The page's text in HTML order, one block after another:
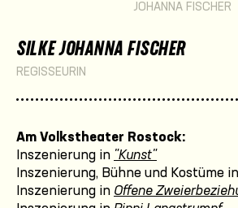
JOHANNA FISCHER
SILKE JOHANNA FISCHER
REGISSEURIN
Am Volkstheater Rostock:
Inszenierung in "Kunst"
Inszenierung, Bühne und Kostüme in
Inszenierung in Offene